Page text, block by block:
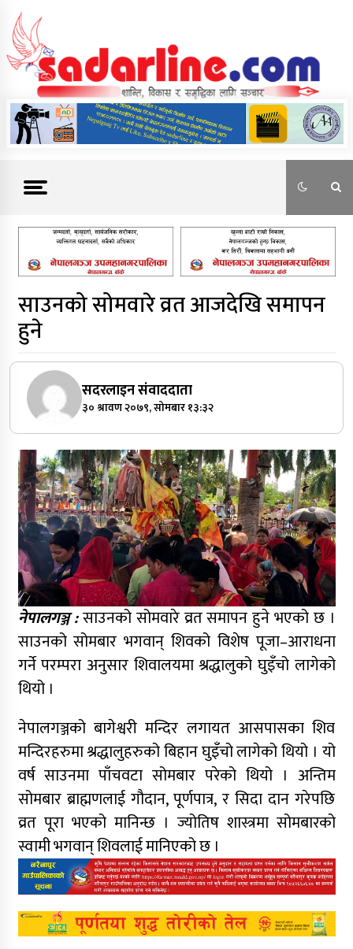
content
News For Nepal
साउनको सोमवारे व्रत आजदेखि समापन
हुने
सदरलाइन संवाददाता
३० श्रावण २०७९, सोमबार १३:३२
नेपालगञ्ज :साउनको सोमवारे व्रत समापन हुने भएको छ ।
साउनको सोमबार भगवान् शिवको विशेष पूजा–आराधना
गर्ने परम्परा अनुसार शिवालयमा श्रद्धालुको घुइँचो लागेको
थियो ।
नेपालगञ्जको बागेश्वरी मन्दिर लगायत आसपासका शिव
मन्दिरहरुमा श्रद्धालुहरुको बिहान घुइँचो लागेको थियो । यो
वर्ष साउनमा पाँचवटा सोमबार परेको थियो । अन्तिम
सोमबार ब्राह्मणलाई गौदान, पूर्णपात्र, र सिदा दान गरेपछि
व्रत पूरा भएको मानिन्छ । ज्योतिष शास्त्रमा सोमबारको
स्वामी भगवान् शिवलाई मानिएको छ ।